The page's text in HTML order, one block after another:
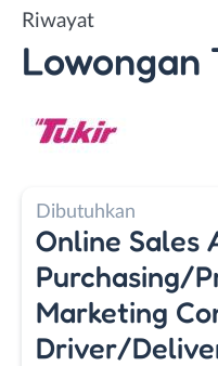
Riwayat
Lowongan
Dibutuhkan
Online Sales
Purchasing/
Marketing
Driver/